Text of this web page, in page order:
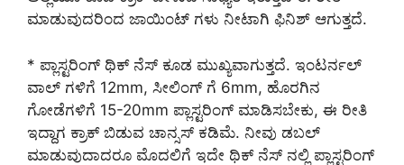
ಮಾಡುವುದರಿಂದ ಜಾಯಿಂಟ್ ಗಳು ನೀಟಾಗಿ ಫಿನಿಶ್ ಆಗುತ್ತದೆ.
* ಪ್ಲಾಸ್ಟರಿಂಗ್ ಥಿಕ್ ನೆಸ್ ಕೂಡ ಮುಖ್ಯವಾಗುತ್ತದೆ. ಇಂಟರ್ನಲ್
ವಾಲ್ ಗಳಿಗೆ 12mm, ಸೀಲಿಂಗ್ ಗೆ 6mm, ಹೊರಗಿನ
ಗೋಡೆಗಳಿಗೆ 15-20mm ಪ್ಲಾಸ್ಟರಿಂಗ್ ಮಾಡಿಸಬೇಕು, ಈ ರೀತಿ
ಇದ್ದಾಗ ಕ್ರಾಕ್ ಬಿಡುವ ಚಾನ್ಸಸ್ ಕಡಿಮೆ. ನೀವು ಡಬಲ್
ಮಾಡುವುದಾದರೂ ಮೊದಲಿಗೆ ಇದೇ ಥಿಕ್ ನೆಸ್ ನಲ್ಲಿ ಪ್ಲಾಸ್ಟರಿಂಗ್